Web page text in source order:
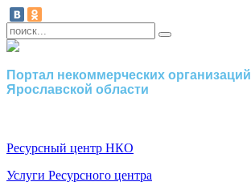
Портал некоммерческих организаций
Ярославской области
Ресурсный центр НКО
Услуги Ресурсного центра